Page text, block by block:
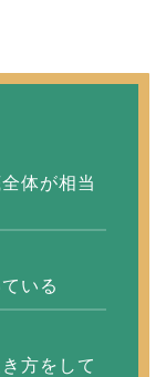
体が相当
いる
方をして